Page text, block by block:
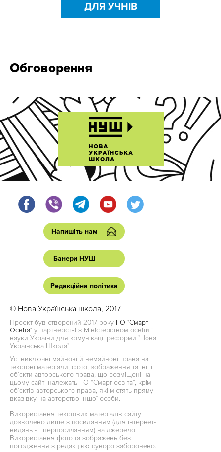
ДЛЯ УЧНІВ
Обговорення
Напишіть нам
Банери НУШ
Редакційна політика
© Нова Українська школа, 2017
Проект був створений 2017 року ГО "Смарт
Освіта" у партнерстві з Міністерством освіти і
науки України для комунікації реформи "Нова
Українська Школа"
Усі виключні майнові й немайнові права на
текстові матеріали, фото, зображення та інші
об’єкти авторського права, що розміщені на
цьому сайті належать ГО “Смарт освіта”, крім
об’єктів авторського права, які містять пряму
вказівку на авторство іншої особи.
Використання текстових матеріалів сайту
дозволено лише з посиланням (для інтернет-
видань - гіперпосиланням) на джерело.
Використання фото та зображень без
погодження з редакцією суворо заборонено.